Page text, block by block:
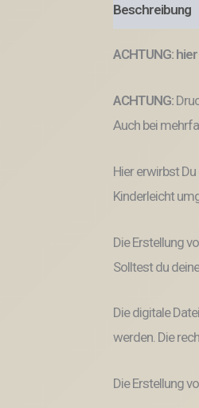
Beschreibung
ACHTUNG:
ACHTUNG:
Auch bei
Hier erwirbst
Kinderleicht
Die Erstellung
Solltest du
Die digitale
werden. Die
Die Erstellung